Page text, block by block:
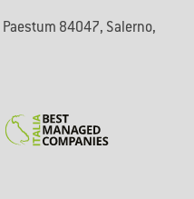
Paestum 84047, Salerno,